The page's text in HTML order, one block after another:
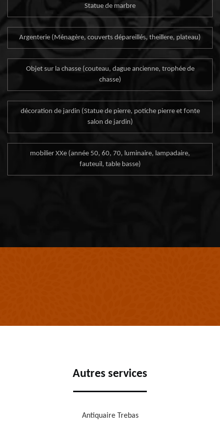
Statue de marbre
Argenterie (Ménagère, couverts dépareillés, theillere, plateau)
Objet sur la chasse (couteau, dague ancienne, trophée de
chasse)
décoration de jardin (Statue de pierre, potiche pierre et fonte
salon de jardin)
mobilier XXe (année 50, 60, 70, luminaire, lampadaire,
fauteuil, table basse)
Autres services
Antiquaire Trebas